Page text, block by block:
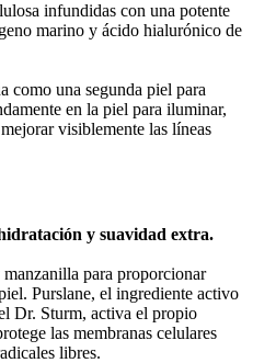
infundidas con una potente
marino y ácido hialurónico de
como una segunda piel para
en la piel para iluminar,
visiblemente las líneas
y suavidad extra.
para proporcionar
Purslane, el ingrediente activo
Dr. Sturm, activa el propio
las membranas celulares
libres.